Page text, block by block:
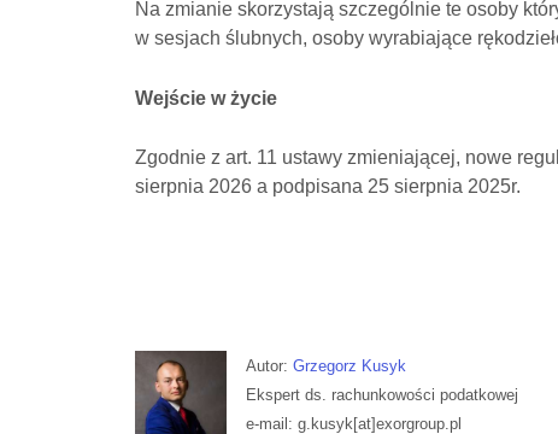
Na zmianie skorzystają szczególnie te osoby
w sesjach ślubnych, osoby wyrabiające
Wejście w życie
Zgodnie z art. 11 ustawy zmieniającej, nowe
sierpnia 2026 a podpisana 25 sierpnia 2025r.
Autor: Grzegorz Kusyk
Ekspert ds. rachunkowości podatkowej
e-mail: g.kusyk[at]exorgroup.pl